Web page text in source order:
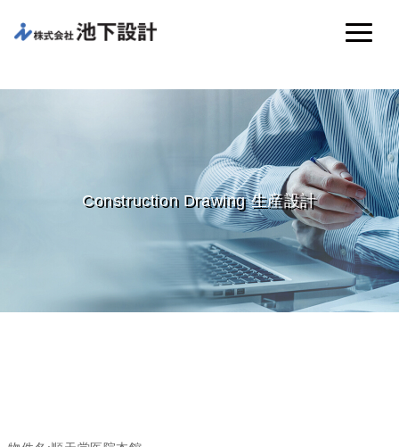
Construction Drawing 生産設計